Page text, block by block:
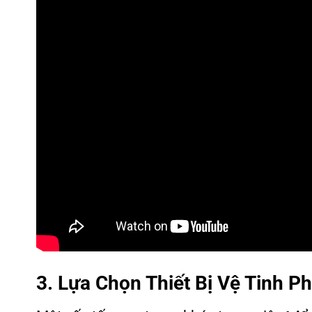
3. Lựa Chọn Thiết Bị Vệ Tinh